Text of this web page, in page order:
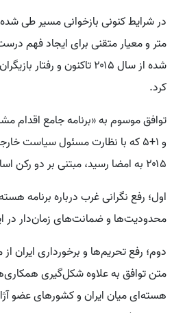
در شرایط کنونی بازخوانی مسیر طی شده
متر و معیار متقنی برای ایجاد فهم
شده از سال ۲۰۱۵ تاکنون و
کرد.
توافق موسوم به «برنامه جامع اقدام
و ۱+۵ که با نظارت مسئول سیاست
۲۰۱۵ به امضا رسید، مبتنی بر دو رکن اساسی بود:
اول؛ رفع نگرانی غرب درباره برنامه
محدودیت‌ها و ضمانت‌های زمان‌دار
دوم؛ رفع تحریم‌ها و برخورداری ایران
متن توافق به علاوه شکل‌گیری
هسته‌ای میان ایران و کشورهای عضو